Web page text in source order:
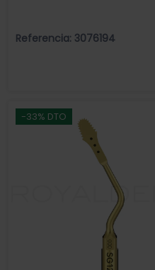
Referencia: 3076194
-33% DTO